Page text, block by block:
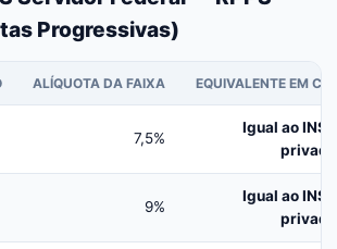
Progressivas)
ALÍQUOTA DA FAIXA EQUIVALENTE EM CLT
7,5%
Igual ao INSS
privado
9%
Igual ao INSS
privado